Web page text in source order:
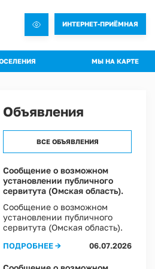
ИНТЕРНЕТ-ПРИЁМНАЯ
Решений совета
Совета
о текущей деятельности Совета
МЫ НА КАРТЕ
Объявления
ВСЕ ОБЪЯВЛЕНИЯ
Сообщение о возможном
установлении публичного
сервитута (Омская область).
Сообщение о возможном
установлении публичного
сервитута (Омская область).
ПОДРОБНЕЕ → 06.07.2026